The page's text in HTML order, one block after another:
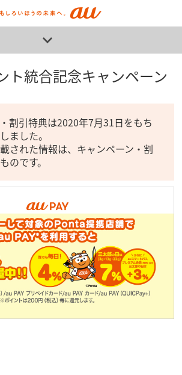
ト統合記念キャンペーン
割引特典は2020年7月31日をもち
ました。
された情報は、キャンペーン・割
のです。